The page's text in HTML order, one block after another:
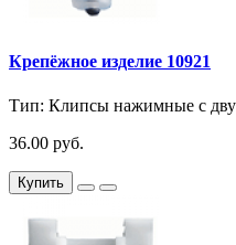
Крепёжное изделие 10921
Тип: Клипсы нажимные с
36.00 руб.
Купить